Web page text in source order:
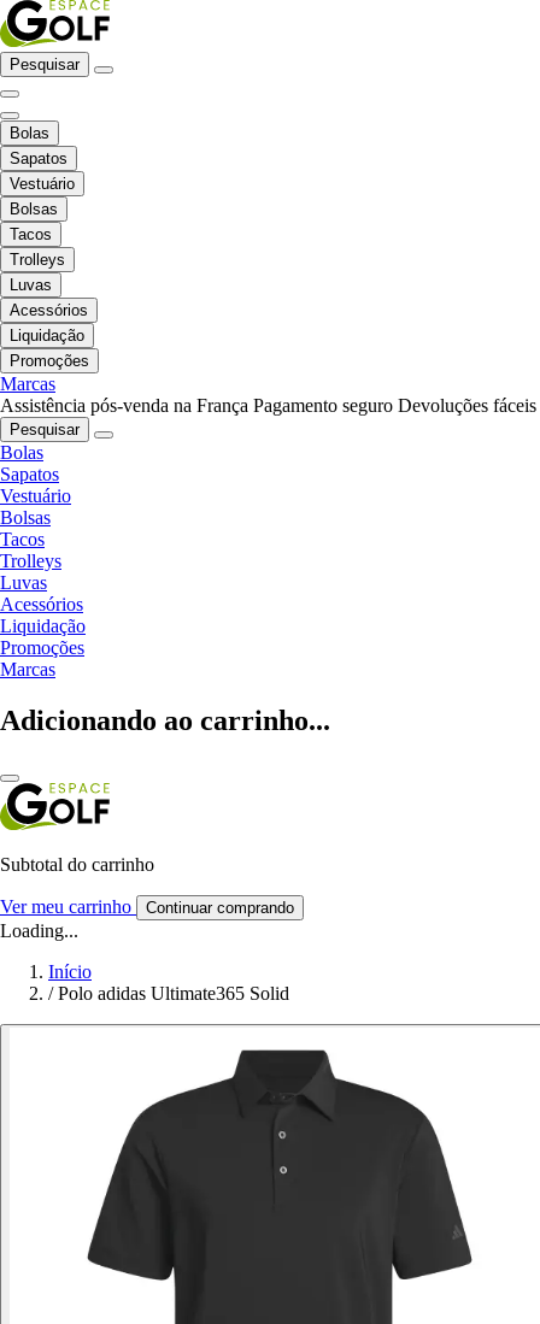
Pesquisar
Bolas
Sapatos
Vestuário
Bolsas
Tacos
Trolleys
Luvas
Acessórios
Liquidação
Promoções
Marcas
Assistência pós-venda na França Pagamento seguro Devoluções fáceis
Pesquisar
Bolas
Sapatos
Vestuário
Bolsas
Tacos
Trolleys
Luvas
Acessórios
Liquidação
Promoções
Marcas
Adicionando ao carrinho...
Subtotal do carrinho
Ver meu carrinho Continuar comprando
Loading...
Início
/ Polo adidas Ultimate365 Solid